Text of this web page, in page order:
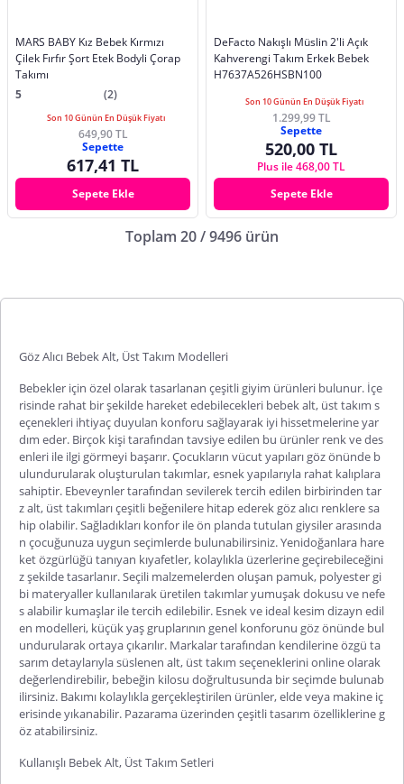
MARS BABY Kız Bebek Kırmızı
Çilek Fırfır Şort Etek Bodyli Çorap
Takımı
5
(2)
Son 10 Günün En Düşük Fiyatı
649,90 TL
Sepette
617,41 TL
Sepete Ekle
DeFacto Nakışlı Müslin 2'li Açık
Kahverengi Takım Erkek Bebek
H7637A526HSBN100
Son 10 Günün En Düşük Fiyatı
1.299,99 TL
Sepette
520,00 TL
Plus ile 468,00 TL
Sepete Ekle
Toplam 20 / 9496 ürün
Göz Alıcı Bebek Alt, Üst Takım Modelleri
Bebekler için özel olarak tasarlanan çeşitli giyim ürünleri bulunur. İçe
risinde rahat bir şekilde hareket edebilecekleri bebek alt, üst takım s
eçenekleri ihtiyaç duyulan konforu sağlayarak iyi hissetmelerine yar
dım eder. Birçok kişi tarafından tavsiye edilen bu ürünler renk ve des
enleri ile ilgi görmeyi başarır. Çocukların vücut yapıları göz önünde b
ulundurularak oluşturulan takımlar, esnek yapılarıyla rahat kalıplara
sahiptir. Ebeveynler tarafından sevilerek tercih edilen birbirinden tar
z alt, üst takımları çeşitli beğenilere hitap ederek göz alıcı renklere sa
hip olabilir. Sağladıkları konfor ile ön planda tutulan giysiler arasında
n çocuğunuza uygun seçimlerde bulunabilirsiniz. Yenidoğanlara hare
ket özgürlüğü tanıyan kıyafetler, kolaylıkla üzerlerine geçirebileceğini
z şekilde tasarlanır. Seçili malzemelerden oluşan pamuk, polyester gi
bi materyaller kullanılarak üretilen takımlar yumuşak dokusu ve nefe
s alabilir kumaşlar ile tercih edilebilir. Esnek ve ideal kesim dizayn edil
en modelleri, küçük yaş gruplarının genel konforunu göz önünde bul
undurularak ortaya çıkarılır. Markalar tarafından kendilerine özgü ta
sarım detaylarıyla süslenen alt, üst takım seçeneklerini online olarak
değerlendirebilir, bebeğin kilosu doğrultusunda bir seçimde bulunab
ilirsiniz. Bakımı kolaylıkla gerçekleştirilen ürünler, elde veya makine iç
erisinde yıkanabilir. Pazarama üzerinden çeşitli tasarım özelliklerine g
öz atabilirsiniz.
Kullanışlı Bebek Alt, Üst Takım Setleri